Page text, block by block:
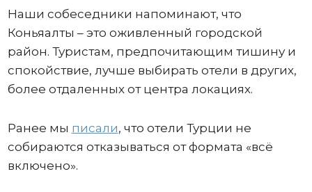
Наши собеседники напоминают, что
Коньяалты – это оживленный городской
район. Туристам, предпочитающим тишину и
спокойствие, лучше выбирать отели в других,
более отдаленных от центра локациях.
Ранее мы писали, что отели Турции не
собираются отказываться от формата «всё
включено».